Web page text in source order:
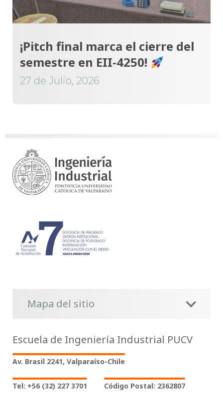
¡Pitch final marca el cierre del
semestre en EII-4250!
27 de Julio, 2026
Mapa del sitio
Escuela de Ingeniería Industrial PUCV
Av. Brasil 2241, Valparaíso-Chile
Tel: +56 (32) 227 3701 Código Postal: 2362807